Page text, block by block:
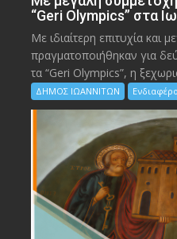
“Geri Olympics” στα
Με ιδιαίτερη επιτυχία και
πραγματοποιήθηκαν για
τα “Geri Olympics”, η
ΔΗΜΟΣ ΙΩΑΝΝΙΤΩΝ